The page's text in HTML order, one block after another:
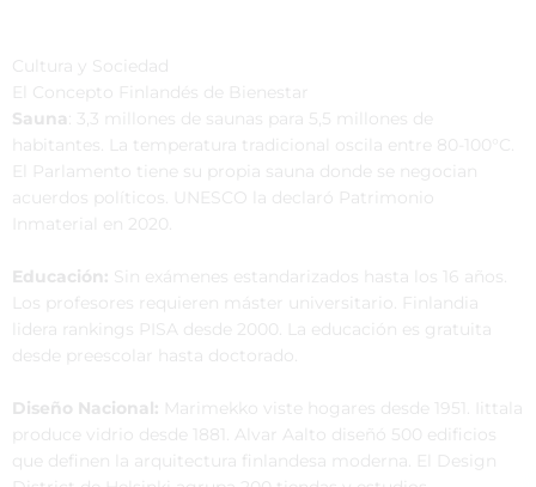
Cultura y Sociedad
El Concepto Finlandés de Bienestar
Sauna: 3,3 millones de saunas para 5,5 millones de
habitantes. La temperatura tradicional oscila entre 80-100°C.
El Parlamento tiene su propia sauna donde se negocian
acuerdos políticos. UNESCO la declaró Patrimonio
Inmaterial en 2020.
Educación: Sin exámenes estandarizados hasta los 16 años.
Los profesores requieren máster universitario. Finlandia
lidera rankings PISA desde 2000. La educación es gratuita
desde preescolar hasta doctorado.
Diseño Nacional: Marimekko viste hogares desde 1951. Iittala
produce vidrio desde 1881. Alvar Aalto diseñó 500 edificios
que definen la arquitectura finlandesa moderna. El Design